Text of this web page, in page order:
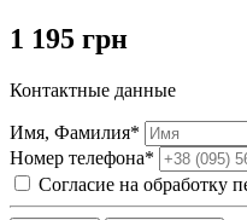
1 195 грн
Контактные данные
Имя, Фамилия*
Номер телефона*
Согласие на обработку